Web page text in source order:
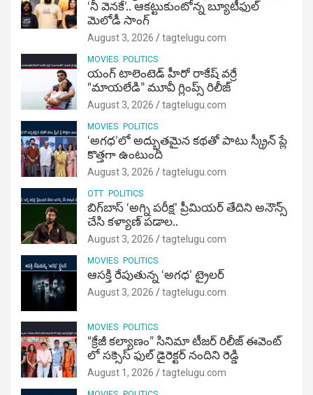
‘నీ వెనకే’.. ఆకట్టుకుంటోన్న బ్యూటీఫుల్
మెలోడీ సాంగ్
August 3, 2026 tagtelugu.com
MOVIES POLITICS
యంగ్ టాలెంటెడ్ హీరో రాకేష్ వర్రే
“మాయలేడి” మూవీ గ్లింప్స్ రిలీజ్
August 3, 2026 tagtelugu.com
MOVIES POLITICS
‘అగధ’లో అద్భుతమైన కథతో పాటు స్క్రీన్ ప్లే
కొత్తగా ఉంటుంది
August 3, 2026 tagtelugu.com
OTT POLITICS
బిగ్‌బాస్ ‘అగ్ని ప‌రీక్ష‌’ ప్రీమియర్ తేదిని అనౌన్స్
చేసి కళ్యాణ్ పడాల..
August 3, 2026 tagtelugu.com
MOVIES POLITICS
ఆసక్తి రేపుతున్న ‘అగధ’ ట్రైలర్
August 3, 2026 tagtelugu.com
MOVIES POLITICS
“క్రేజీ కల్యాణం” సినిమా టీజర్ రిలీజ్ ఈవెంట్
లో సక్సెస్ ఫుల్ డైరెక్టర్ నందిని రెడ్డి
August 1, 2026 tagtelugu.com